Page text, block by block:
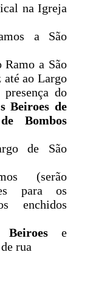
na Igreja
a São
Ramo a São
ao Largo
do
Beiroes de
Bombos
de São
(serão
para os
enchidos
Beiroes e
rua